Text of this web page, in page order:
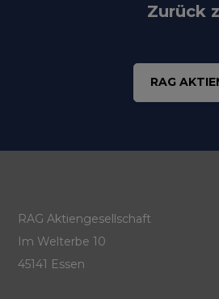
Zurück
RAG
RAG Aktiengesellschaft
Im Welterbe 10
45141 Essen